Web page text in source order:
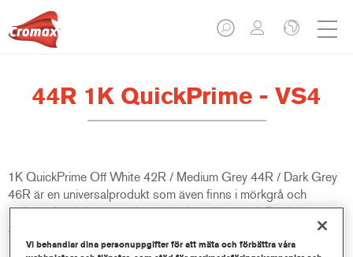
44R 1K QuickPrime - VS4
1K QuickPrime Off White 42R / Medium Grey 44R / Dark Grey
46R är en universalprodukt som även finns i mörkgrå och
mellangrå och levereras i sprayburkar på 400 ml. Produkten är
avsedd för små genomslipade områden, däribland på ren metall.
Produkten ingår i ValueShade, som ger optimal grundfärg för
Vi behandlar dina personuppgifter för att mäta och förbättra våra